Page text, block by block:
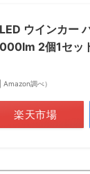
ウインカー
2個1セッ
調べ）
楽天市場